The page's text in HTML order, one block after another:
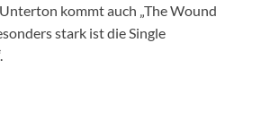
kommt auch „The Wound
stark ist die Single